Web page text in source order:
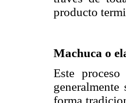
producto
Machuca o
Este
forma